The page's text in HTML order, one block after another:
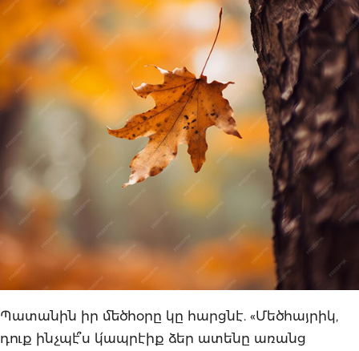
Պատանին իր մեծհօրը կը հարցնէ. «Մեծհայրիկ,
դուք ինչպէ՞ս կ՛ապրէիք ձեր ատենը առանց